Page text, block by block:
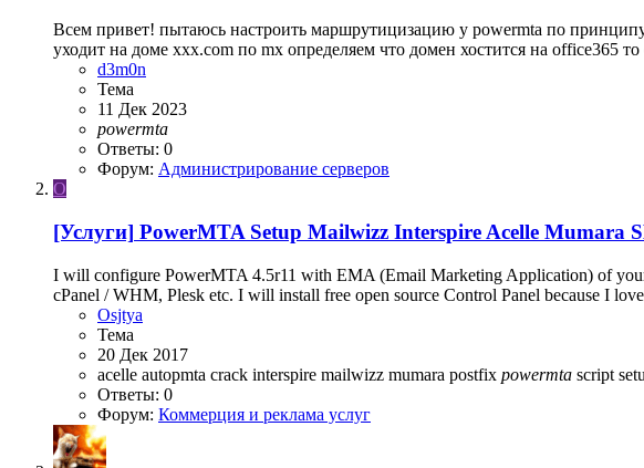
Всем привет! пытаюсь настроить маршрутицизацию у powermta по
уходит на доме xxx.com по mx определяем что домен хостится на office365
d3m0n
Тема
11 Дек 2023
powermta
Ответы: 0
Форум: Администрирование серверов
O
[Услуги] PowerMTA Setup Mailwizz Interspire Acelle Mumara
I will configure PowerMTA 4.5r11 with EMA (Email Marketing Application) of
cPanel / WHM, Plesk etc. I will install free open source Control Panel because I
Osjtya
Тема
20 Дек 2017
acelle autopmta crack interspire mailwizz mumara postfix powermta script
Ответы: 0
Форум: Коммерция и реклама услуг